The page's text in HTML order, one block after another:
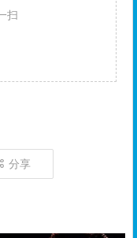
扫
分享